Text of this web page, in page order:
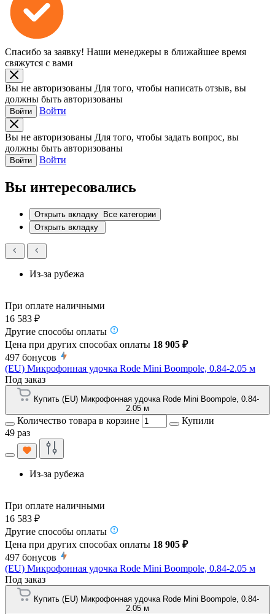
Спасибо за заявку! Наши менеджеры в ближайшее время
свяжутся с вами
Вы не авторизованы Для того, чтобы написать отзыв, вы
должны быть авторизованы
Войти Войти
Вы не авторизованы Для того, чтобы задать вопрос, вы
должны быть авторизованы
Войти Войти
Вы интересовались
Открыть вкладку Все категории
Открыть вкладку
Из-за рубежа
При оплате наличными
16 583 ₽
Другие способы оплаты
Цена при других способах оплаты 18 905 ₽
497 бонусов
(EU) Микрофонная удочка Rode Mini Boompole, 0.84-2.05 м
Под заказ
Купить (EU) Микрофонная удочка Rode Mini Boompole, 0.84-
2.05 м
Количество товара в корзине
Купили
49 раз
Из-за рубежа
При оплате наличными
16 583 ₽
Другие способы оплаты
Цена при других способах оплаты 18 905 ₽
497 бонусов
(EU) Микрофонная удочка Rode Mini Boompole, 0.84-2.05 м
Под заказ
Купить (EU) Микрофонная удочка Rode Mini Boompole, 0.84-
2.05 м